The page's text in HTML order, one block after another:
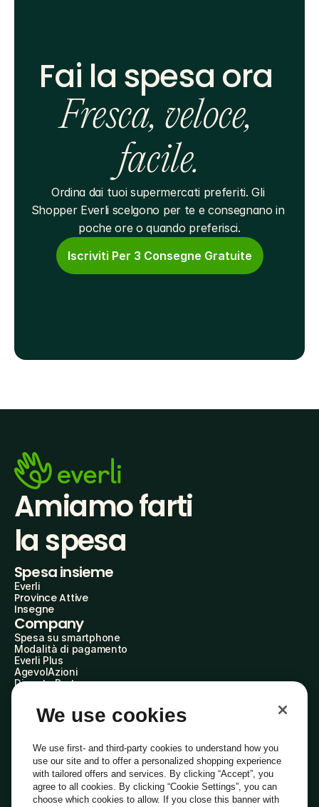
Fai la spesa ora
Fresca, veloce,
facile.
Ordina dai tuoi supermercati preferiti. Gli
Shopper Everli scelgono per te e consegnano in
poche ore o quando preferisci.
Iscriviti Per 3 Consegne Gratuite
Amiamo farti
la spesa
Spesa insieme
Everli
Province Attive
Insegne
Company
Spesa su smartphone
Modalità di pagamento
Everli Plus
AgevolAzioni
Diventa Partner
Everli Shoppers
About Us
Everli News
Domande frequenti
Lavora con noi
Diventa Shopper
Investitori
PrivacyCookiePreferenze Cookie
We use cookies
We use first- and third-party cookies to understand how you
use our site and to offer a personalized shopping experience
with tailored offers and services. By clicking “Accept”, you
agree to all cookies. By clicking “Cookie Settings”, you can
choose which cookies to allow. If you close this banner with